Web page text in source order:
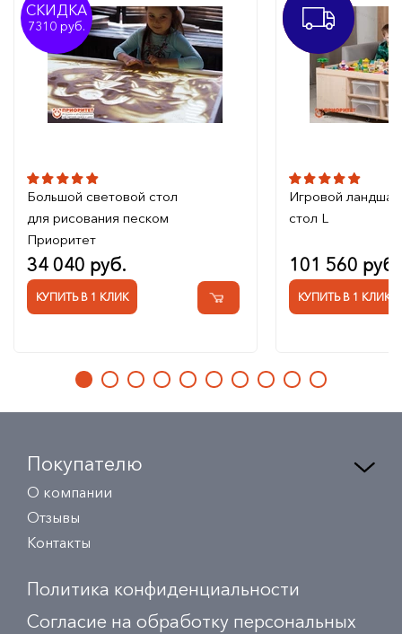
СКИДКА
7310
Большой световой стол
для рисования песком
Приоритет
34 040 руб.
КУПИТЬ В 1 КЛИК
СКИДКА
22430ХИТ
Игровой
стол L
101 560 руб.
КУПИТЬ В 1 КЛИК
Покупателю
О компании
Отзывы
Контакты
Политика конфиденциальности
Согласие на обработку персональных